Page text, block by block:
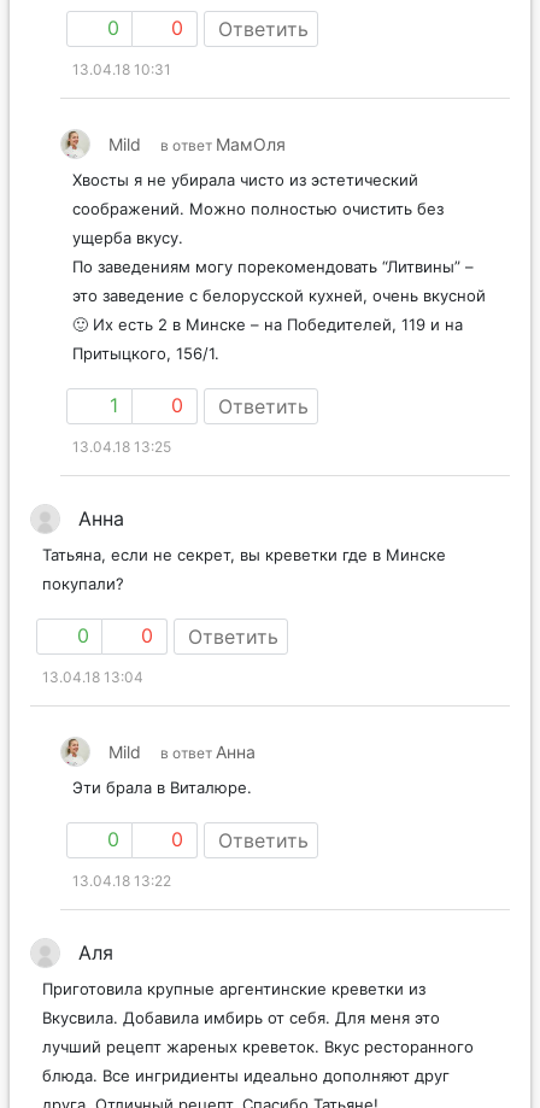
0 0 Ответить
13.04.18 10:31
Mild в ответ МамОля
Хвосты я не убирала чисто из эстетический
соображений. Можно полностью очистить без
ущерба вкусу.
По заведениям могу порекомендовать “Литвины” –
это заведение с белорусской кухней, очень вкусной
🙂 Их есть 2 в Минске – на Победителей, 119 и на
Притыцкого, 156/1.
1 0 Ответить
13.04.18 13:25
Анна
Татьяна, если не секрет, вы креветки где в Минске
покупали?
0 0 Ответить
13.04.18 13:04
Mild в ответ Анна
Эти брала в Виталюре.
0 0 Ответить
13.04.18 13:22
Аля
Приготовила крупные аргентинские креветки из
Вкусвила. Добавила имбирь от себя. Для меня это
лучший рецепт жареных креветок. Вкус ресторанного
блюда. Все ингридиенты идеально дополняют друг